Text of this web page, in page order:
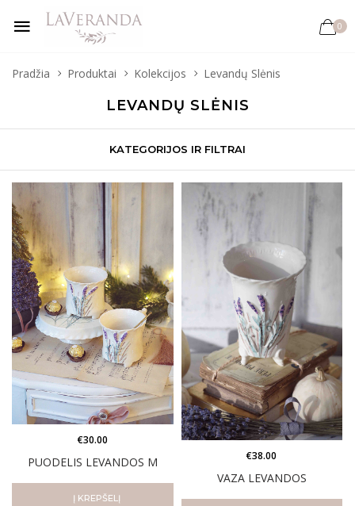
0
Pradžia Produktai Kolekcijos Levandų Slėnis
LEVANDŲ SLĖNIS
KATEGORIJOS IR FILTRAI
PUODELIS LEVANDOS M
€30.00
Į KREPŠELĮ
VAZA LEVANDOS
€38.00